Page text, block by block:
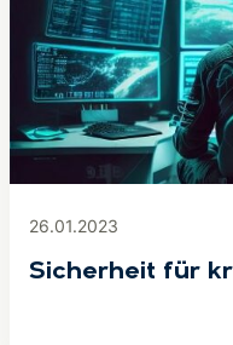
26.01.2023
Sicherheit für